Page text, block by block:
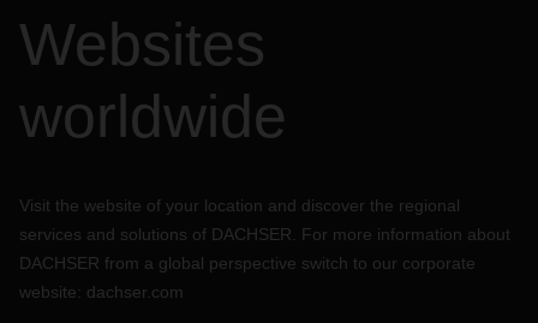
Websites
worldwide
Visit the website of your location and discover the regional
services and solutions of DACHSER. For more information about
DACHSER from a global perspective switch to our corporate
website: dachser.com